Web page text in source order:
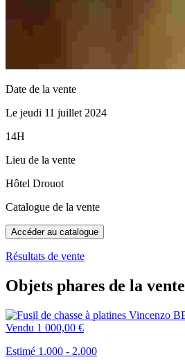
Date de la vente
Le jeudi 11 juillet 2024
14H
Lieu de la vente
Hôtel Drouot
Catalogue de la vente
Accéder au catalogue
Résultats de vente
Objets phares de la vente
Vendu 1 000,00 €
Estimé 1.000 - 2.000